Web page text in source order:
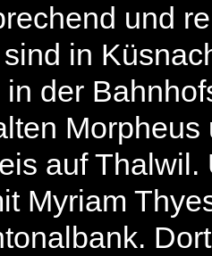
und
in
der
auf
Myriam